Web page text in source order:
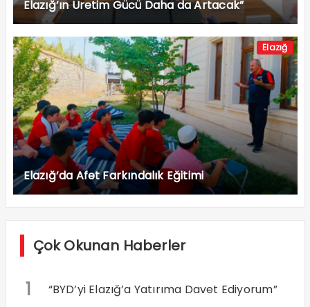
Elazığ’ın Üretim Gücü Daha da Artacak”
Elazığ
Elazığ’da Afet Farkındalık Eğitimi
Çok Okunan Haberler
1 “BYD’yi Elazığ’a Yatırıma Davet Ediyorum”